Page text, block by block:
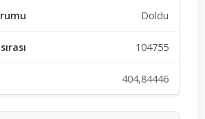
Doldu
104755
404,84446